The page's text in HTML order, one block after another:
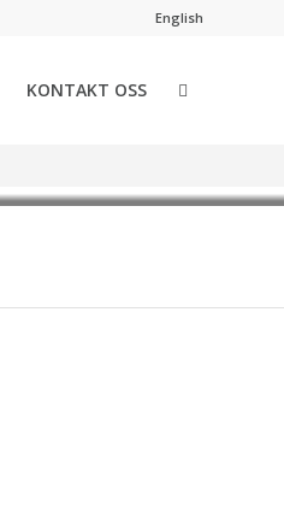
English
KONTAKT OSS